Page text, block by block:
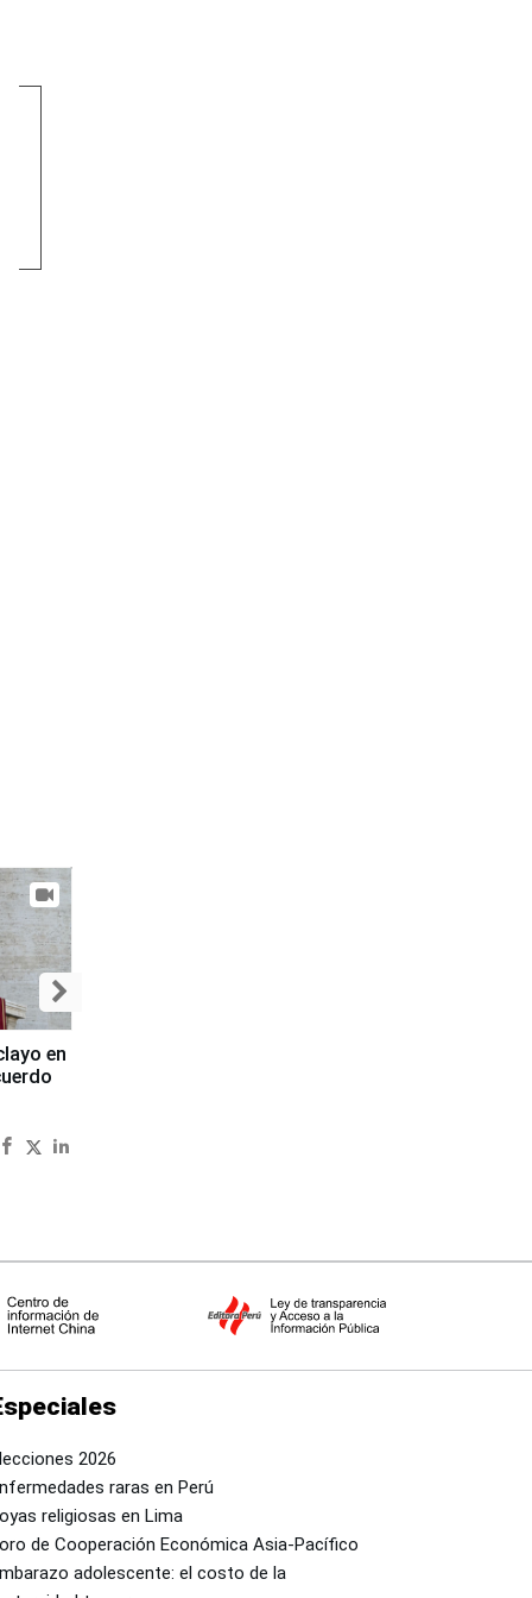
en
2026
raras en Perú
religiosas en Lima
de Cooperación Económica Asia-Pacífico
adolescente: el costo de la